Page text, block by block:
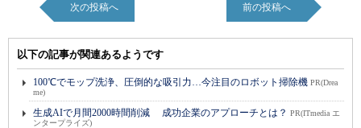
次の投稿へ 前の投稿へ
以下の記事が関連あるようです
100℃でモップ洗浄、圧倒的な吸引力…今注目のロボット掃除機 PR(Drea
me)
生成AIで月間2000時間削減 成功企業のアプローチとは？ PR(ITmedia エ
ンタープライズ)